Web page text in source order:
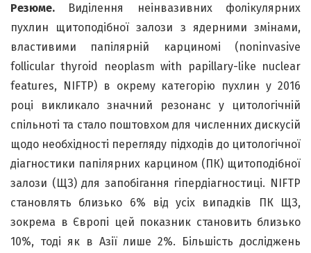
Резюме. Виділення неінвазивних фолікулярних
пухлин щитоподібної залози з ядерними змінами,
властивими папілярній карциномі (noninvasive
follicular thyroid neoplasm with papillary-like nuclear
features, NIFTP) в окрему категорію пухлин у 2016
році викликало значний резонанс у цитологічній
спільноті та стало поштовхом для численних дискусій
щодо необхідності перегляду підходів до цитологічної
діагностики папілярних карцином (ПК) щитоподібної
залози (ЩЗ) для запобігання гіпердіагностиці. NIFTP
становлять близько 6% від усіх випадків ПК ЩЗ,
зокрема в Європі цей показник становить близько
10%, тоді як в Азії лише 2%. Більшість досліджень